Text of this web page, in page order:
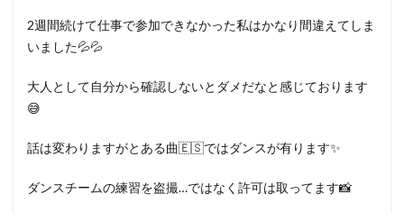
2週間続けて仕事で参加できなかった私はかなり間違えてしま
いました💦💦
大人として自分から確認しないとダメだなと感じております
😅
話は変わりますがとある曲🇪🇸ではダンスが有ります✨
ダンスチームの練習を盗撮…ではなく許可は取ってます📸